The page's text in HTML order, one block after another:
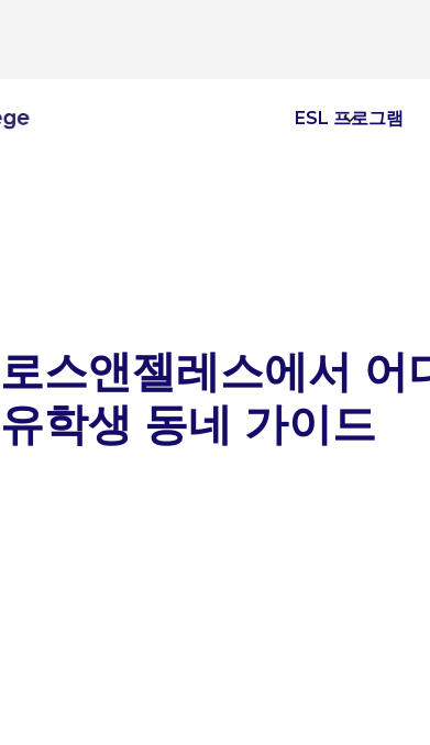
ESL 프로그램
로스앤젤레스에서 어
유학생 동네 가이드